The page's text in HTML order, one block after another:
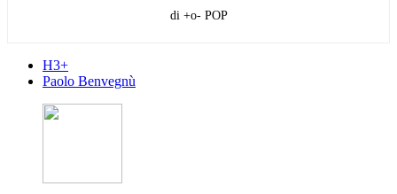
di +o- POP
H3+
Paolo Benvegnù